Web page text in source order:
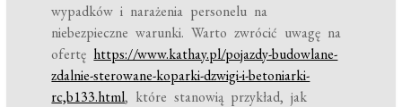
wypadków i narażenia personelu na
niebezpieczne warunki. Warto zwrócić uwagę na
ofertę https://www.kathay.pl/pojazdy-budowlane-
zdalnie-sterowane-koparki-dzwigi-i-betoniarki-
rc,b133.html, które stanowią przykład, jak